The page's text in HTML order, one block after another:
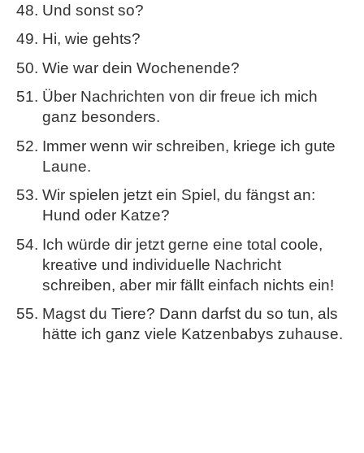
Und sonst so?
Hi, wie gehts?
Wie war dein Wochenende?
Über Nachrichten von dir freue ich mich
ganz besonders.
Immer wenn wir schreiben, kriege ich gute
Laune.
Wir spielen jetzt ein Spiel, du fängst an:
Hund oder Katze?
Ich würde dir jetzt gerne eine total coole,
kreative und individuelle Nachricht
schreiben, aber mir fällt einfach nichts ein!
Magst du Tiere? Dann darfst du so tun, als
hätte ich ganz viele Katzenbabys zuhause.